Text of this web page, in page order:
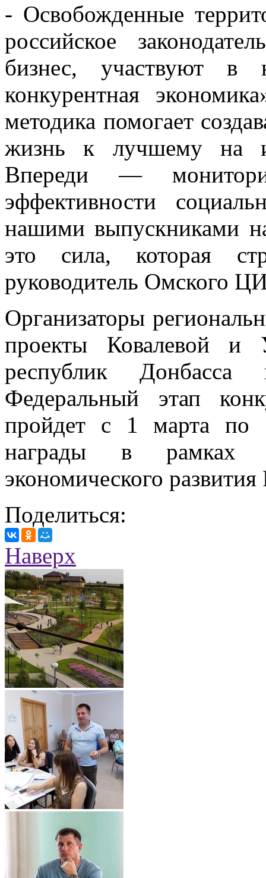
- Освобожденные
российское
бизнес, участвуют в
конкурентная
методика помогает
жизнь к лучшему на
Впереди —
эффективности
нашими выпускниками
это сила, которая
руководитель Омского
Организаторы
проекты Ковалевой и
республик Донбасса
Федеральный этап
пройдет с 1 марта по
награды в рамках
экономического
Поделиться:
Наверх